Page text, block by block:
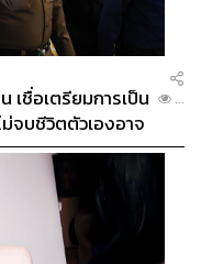
ร้านอาหาร
เชื่อเตรียมการเป็น
จบชีวิตตัวเองอาจ
...